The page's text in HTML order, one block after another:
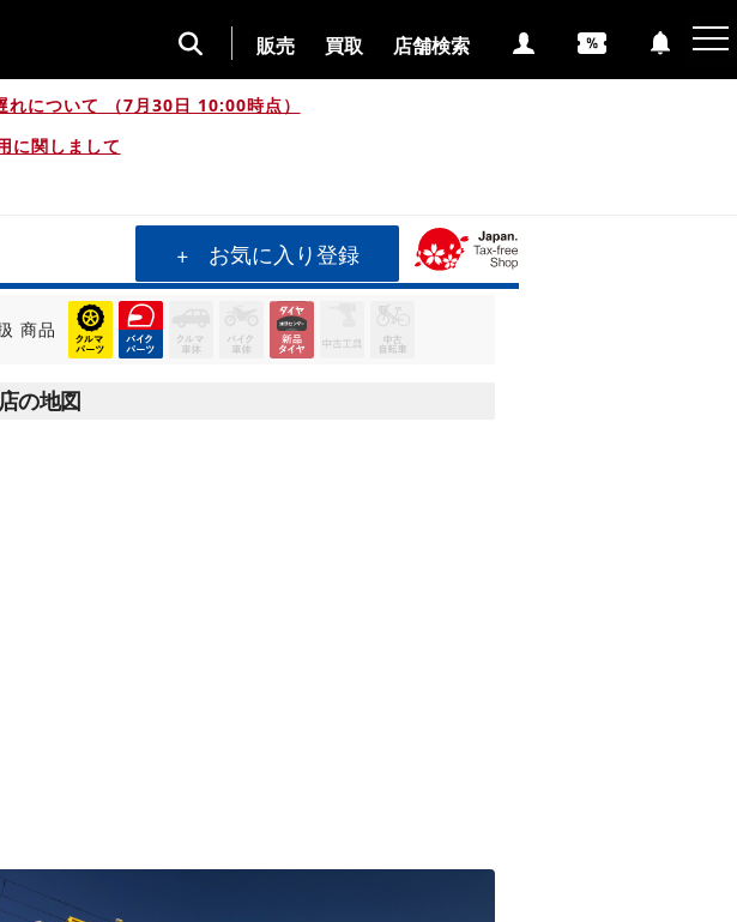
販売 買取 店舗検索
について （7月30日 10:00時点）
に関しまして
お気に入り登録
商品
イヤ流通センター】タイヤ4本 税抜8,900円～（税込
の地図